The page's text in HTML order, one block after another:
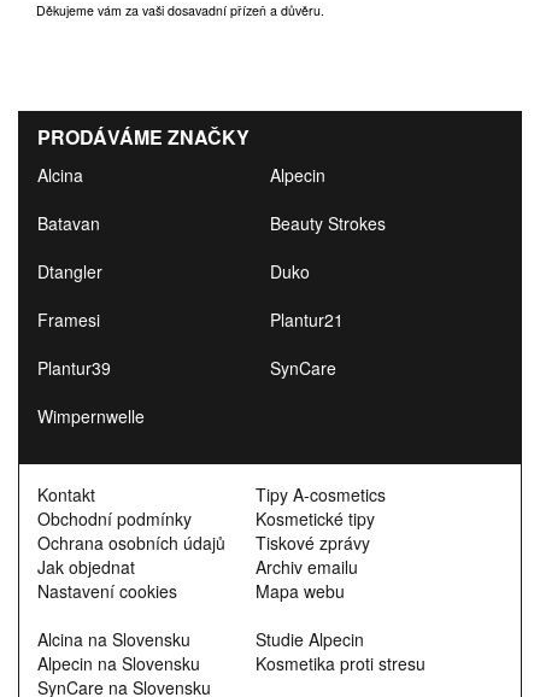
Děkujeme vám za vaši dosavadní přízeň a důvěru.
PRODÁVÁME ZNAČKY
Alcina
Alpecin
Batavan
Beauty Strokes
Dtangler
Duko
Framesi
Plantur21
Plantur39
SynCare
Wimpernwelle
Kontakt
Obchodní podmínky
Ochrana osobních údajů
Jak objednat
Nastavení cookies
Alcina na Slovensku
Alpecin na Slovensku
SynCare na Slovensku
Tipy A-cosmetics
Kosmetické tipy
Tiskové zprávy
Archiv emailu
Mapa webu
Studie Alpecin
Kosmetika proti stresu